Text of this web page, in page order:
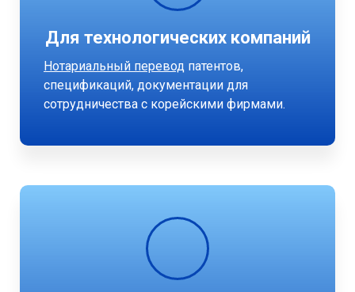
Для технологических компаний
Нотариальный перевод патентов,
спецификаций, документации для
сотрудничества с корейскими фирмами.